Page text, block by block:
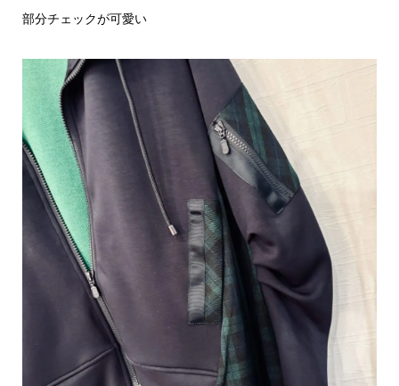
部分チェックが可愛い